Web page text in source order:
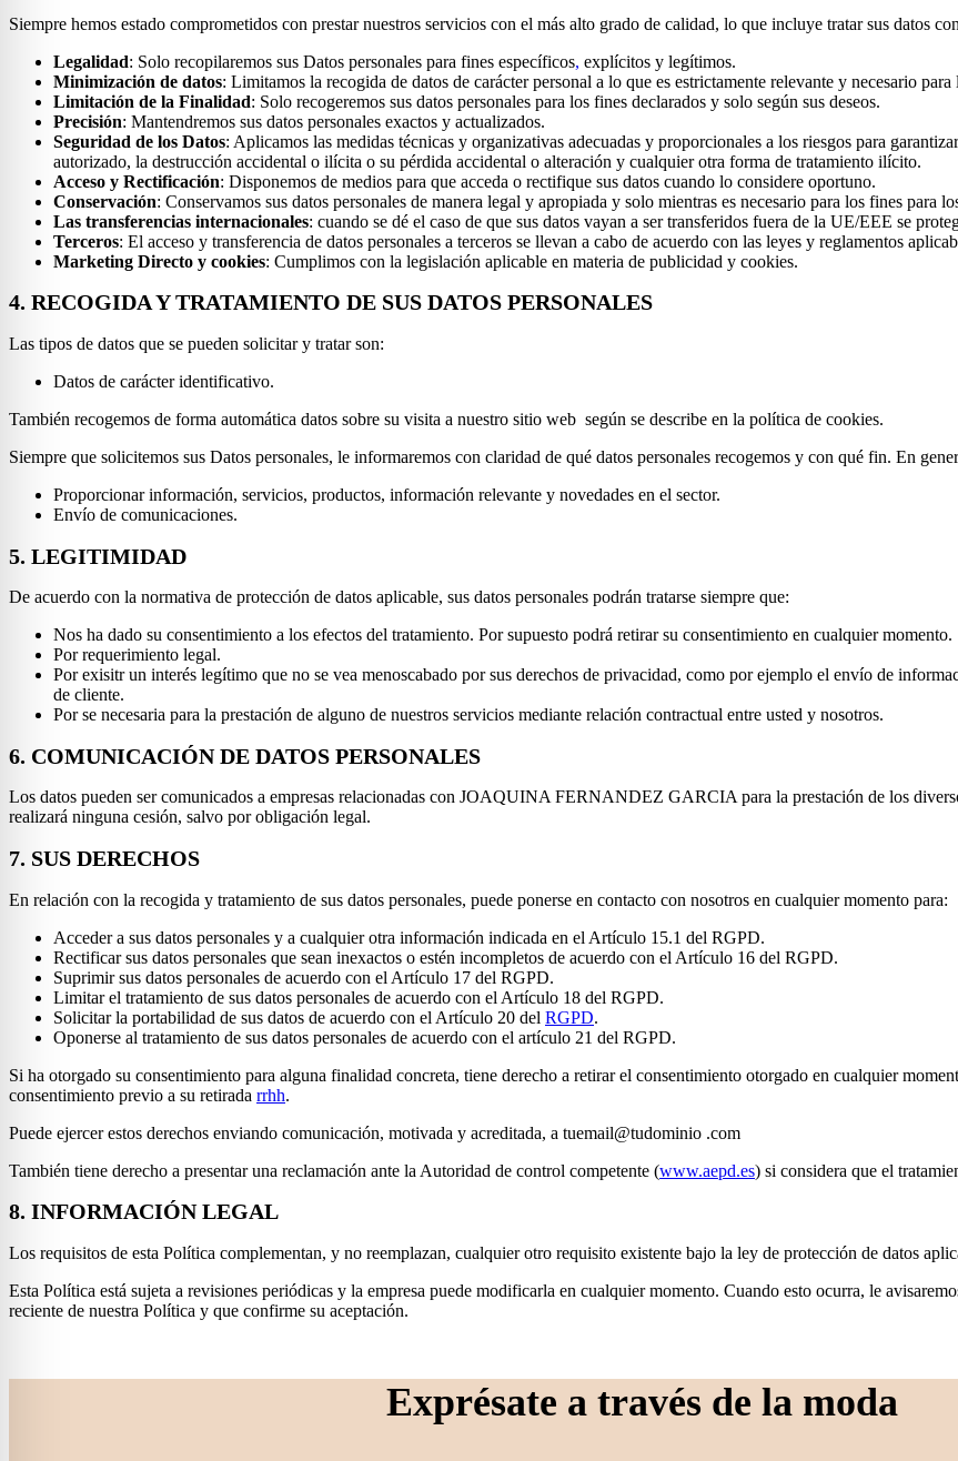
Siempre hemos estado comprometidos con prestar nuestros servicios con el más alto grado de calidad, lo que incluye tratar sus datos
Legalidad: Solo recopilaremos sus Datos personales para fines específicos, explícitos y legítimos.
Minimización de datos: Limitamos la recogida de datos de carácter personal a lo que es estrictamente relevante y necesario
Limitación de la Finalidad: Solo recogeremos sus datos personales para los fines declarados y solo según sus deseos.
Precisión: Mantendremos sus datos personales exactos y actualizados.
Seguridad de los Datos: Aplicamos las medidas técnicas y organizativas adecuadas y proporcionales a los riesgos para
autorizado, la destrucción accidental o ilícita o su pérdida accidental o alteración y cualquier otra forma de tratamiento ilícito.
Acceso y Rectificación: Disponemos de medios para que acceda o rectifique sus datos cuando lo considere oportuno.
Conservación: Conservamos sus datos personales de manera legal y apropiada y solo mientras es necesario para los fines para
Las transferencias internacionales: cuando se dé el caso de que sus datos vayan a ser transferidos fuera de la UE/EEE se
Terceros: El acceso y transferencia de datos personales a terceros se llevan a cabo de acuerdo con las leyes y reglamentos
Marketing Directo y cookies: Cumplimos con la legislación aplicable en materia de publicidad y cookies.
4. RECOGIDA Y TRATAMIENTO DE SUS DATOS PERSONALES
Las tipos de datos que se pueden solicitar y tratar son:
Datos de carácter identificativo.
También recogemos de forma automática datos sobre su visita a nuestro sitio web según se describe en la política de cookies.
Siempre que solicitemos sus Datos personales, le informaremos con claridad de qué datos personales recogemos y con qué fin. En
Proporcionar información, servicios, productos, información relevante y novedades en el sector.
Envío de comunicaciones.
5. LEGITIMIDAD
De acuerdo con la normativa de protección de datos aplicable, sus datos personales podrán tratarse siempre que:
Nos ha dado su consentimiento a los efectos del tratamiento. Por supuesto podrá retirar su consentimiento en cualquier momento.
Por requerimiento legal.
Por exisitr un interés legítimo que no se vea menoscabado por sus derechos de privacidad, como por ejemplo el envío de
de cliente.
Por se necesaria para la prestación de alguno de nuestros servicios mediante relación contractual entre usted y nosotros.
6. COMUNICACIÓN DE DATOS PERSONALES
Los datos pueden ser comunicados a empresas relacionadas con JOAQUINA FERNANDEZ GARCIA para la prestación de los
realizará ninguna cesión, salvo por obligación legal.
7. SUS DERECHOS
En relación con la recogida y tratamiento de sus datos personales, puede ponerse en contacto con nosotros en cualquier momento para:
Acceder a sus datos personales y a cualquier otra información indicada en el Artículo 15.1 del RGPD.
Rectificar sus datos personales que sean inexactos o estén incompletos de acuerdo con el Artículo 16 del RGPD.
Suprimir sus datos personales de acuerdo con el Artículo 17 del RGPD.
Limitar el tratamiento de sus datos personales de acuerdo con el Artículo 18 del RGPD.
Solicitar la portabilidad de sus datos de acuerdo con el Artículo 20 del RGPD.
Oponerse al tratamiento de sus datos personales de acuerdo con el artículo 21 del RGPD.
Si ha otorgado su consentimiento para alguna finalidad concreta, tiene derecho a retirar el consentimiento otorgado en cualquier
consentimiento previo a su retirada rrhh.
Puede ejercer estos derechos enviando comunicación, motivada y acreditada, a tuemail@tudominio .com
También tiene derecho a presentar una reclamación ante la Autoridad de control competente (www.aepd.es) si considera que el
8. INFORMACIÓN LEGAL
Los requisitos de esta Política complementan, y no reemplazan, cualquier otro requisito existente bajo la ley de protección de datos
Esta Política está sujeta a revisiones periódicas y la empresa puede modificarla en cualquier momento. Cuando esto ocurra, le
reciente de nuestra Política y que confirme su aceptación.
Exprésate a través de la moda